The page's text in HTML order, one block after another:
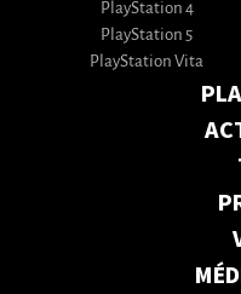
PlayStation 4
PlayStation 5
PlayStation Vita